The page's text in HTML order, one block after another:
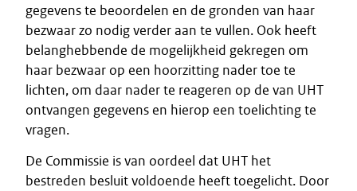
gegevens te beoordelen en de gronden van haar
bezwaar zo nodig verder aan te vullen. Ook heeft
belanghebbende de mogelijkheid gekregen om
haar bezwaar op een hoorzitting nader toe te
lichten, om daar nader te reageren op de van UHT
ontvangen gegevens en hierop een toelichting te
vragen.
De Commissie is van oordeel dat UHT het
bestreden besluit voldoende heeft toegelicht. Door